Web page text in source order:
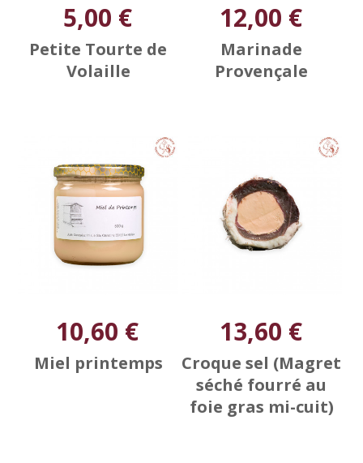
5,00 €
Petite Tourte de
Volaille
12,00 €
Marinade
Provençale
10,60 €
Miel printemps
13,60 €
Croque sel (Magret
séché fourré au
foie gras mi-cuit)